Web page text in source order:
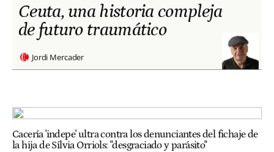
Ceuta, una historia compleja
de futuro traumático
Jordi Mercader
Cacería 'indepe' ultra contra los denunciantes del fichaje de
la hija de Sílvia Orriols: "desgraciado y parásito"